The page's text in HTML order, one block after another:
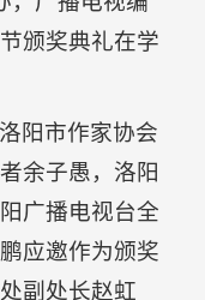
颁奖典礼在学
阳市作家协会
余子愚，洛阳
广播电视台全
应邀作为颁奖
副处长赵虹